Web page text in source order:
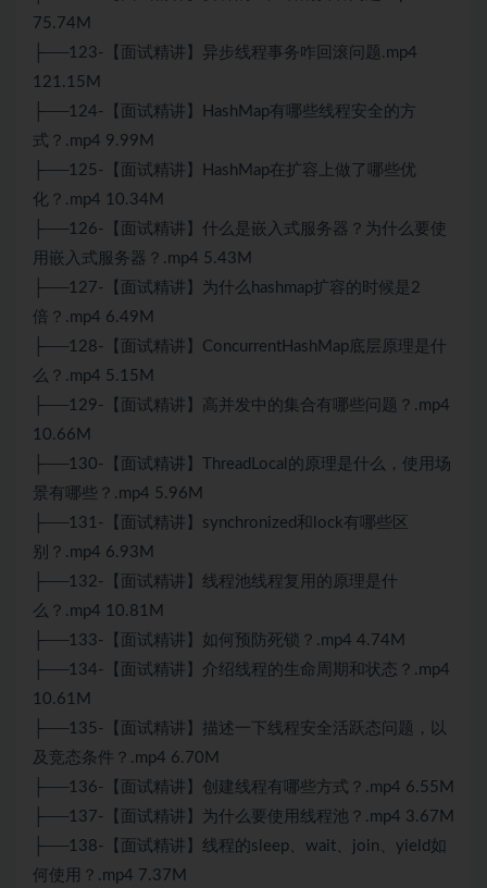
75.74M
├──123-【面试精讲】异步线程事务咋回滚问题.mp4
121.15M
├──124-【面试精讲】
HashMap有哪些线程安全的方
式？.mp4 9.99M
├──125-【面试精讲】
HashMap在扩容上做了哪些优
化？.mp4 10.34M
├──126-【面试精讲】什么是 嵌入式 服务器？为什么要使
用 嵌入式 服务器？.mp4 5.43M
├──127-【面试精讲】为什么hashmap扩容的时候是2
倍？.mp4 6.49M
├──128-【面试精讲】Concurrent HashMap 底层原理是什
么？.mp4 5.15M
├──129-【面试精讲】高并发中的集合有哪些问题？.mp4
10.66M
├──130-【面试精讲】ThreadLocal的原理是什么，使用场
景有哪些？.mp4 5.96M
├──131-【面试精讲】synchronized和lock有哪些区
别？.mp4 6.93M
├──132-【面试精讲】线程池线程复用的原理是什
么？.mp4 10.81M
├──133-【面试精讲】如何预防死锁？.mp4 4.74M
├──134-【面试精讲】介绍线程的生命周期和状态？.mp4
10.61M
├──135-【面试精讲】描述一下线程安全活跃态问题，以
及竞态条件？.mp4 6.70M
├──136-【面试精讲】创建线程有哪些方式？.mp4 6.55M
├──137-【面试精讲】为什么要使用线程池？.mp4 3.67M
├──138-【面试精讲】线程的sleep、wait、join、yield如
何使用？.mp4 7.37M